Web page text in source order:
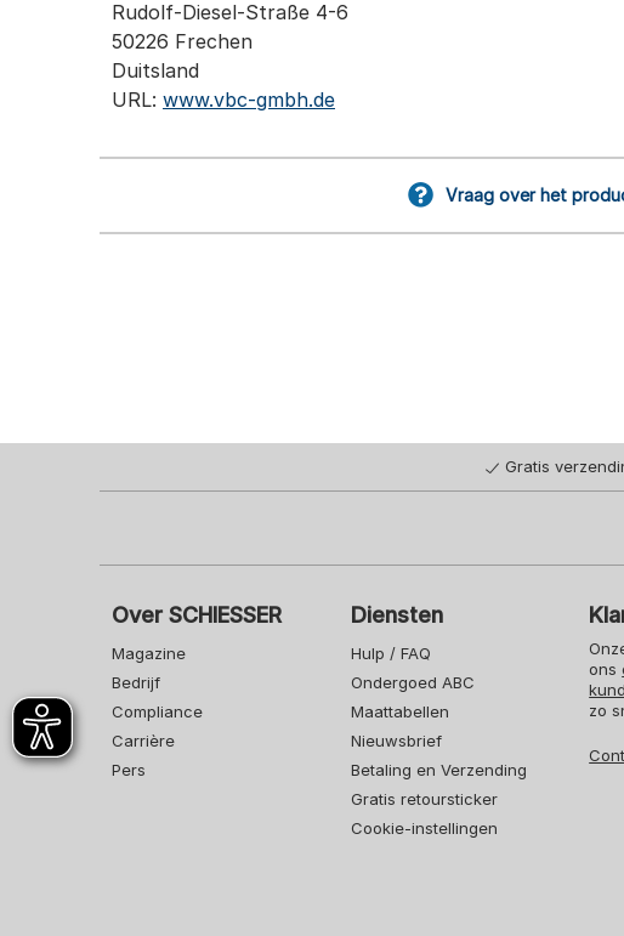
Rudolf-Diesel-Straße 4-6
50226 Frechen
Duitsland
URL: www.vbc-gmbh.de
Vraag over het
Gratis
Over SCHIESSER
Magazine
Bedrijf
Compliance
Carrière
Pers
Diensten
Hulp / FAQ
Ondergoed ABC
Maattabellen
Nieuwsbrief
Betaling en Verzending
Gratis retoursticker
Cookie-instellingen
ons
zo